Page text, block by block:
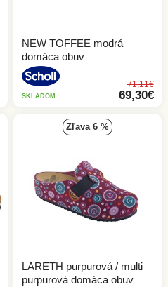
NEW TOFFEE modrá
domáca obuv
71,11€
69,30€
SKLADOM
zľava 6 %
LARETH purpurová / multi
purpurová domáca obuv